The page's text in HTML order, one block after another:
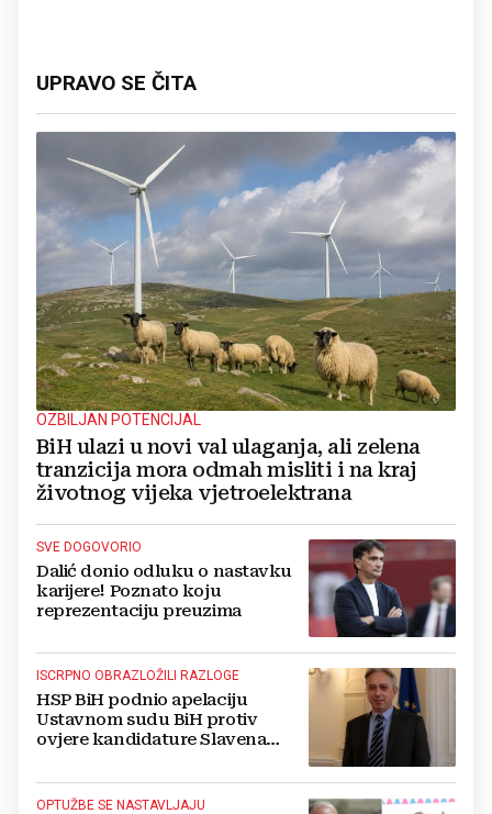
UPRAVO SE ČITA
OZBILJAN POTENCIJAL
BiH ulazi u novi val ulaganja, ali zelena
tranzicija mora odmah misliti i na kraj
životnog vijeka vjetroelektrana
SVE DOGOVORIO
Dalić donio odluku o nastavku
karijere! Poznato koju
reprezentaciju preuzima
ISCRPNO OBRAZLOŽILI RAZLOGE
HSP BiH podnio apelaciju
Ustavnom sudu BiH protiv
ovjere kandidature Slavena
OPTUŽBE SE NASTAVLJAJU